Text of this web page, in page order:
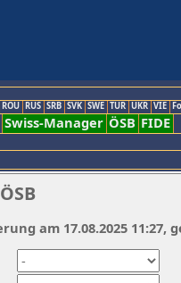
ROU RUS SRB SVK SWE TUR UKR VIE
Swiss-Manager ÖSB FIDE
am 17.08.2025